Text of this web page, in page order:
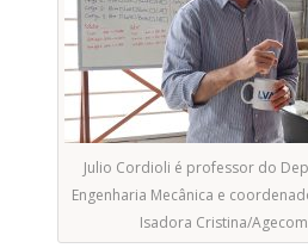
Julio Cordioli é professor do
Engenharia Mecânica e
Isadora Cristina/